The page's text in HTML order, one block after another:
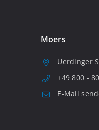
Moers
Uerdinger
+49 800 -
E-Mail